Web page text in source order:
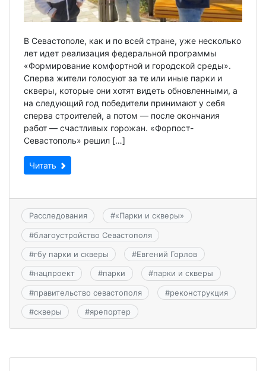
В Севастополе, как и по всей стране, уже несколько
лет идет реализация федеральной программы
«Формирование комфортной и городской среды».
Сперва жители голосуют за те или иные парки и
скверы, которые они хотят видеть обновленными, а
на следующий год победители принимают у себя
сперва строителей, а потом — после окончания
работ — счастливых горожан. «Форпост-
Севастополь» решил […]
Читать
Расследования #«Парки и скверы»
#благоустройство Севастополя
#гбу парки и скверы #Евгений Горлов
#нацпроект #парки #парки и скверы
#правительство севастополя #реконструкция
#скверы #ярепортер